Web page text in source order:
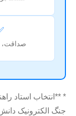
✅ 6.
صداقت،
* **انتخاب استاد
جنگ الکترونیک